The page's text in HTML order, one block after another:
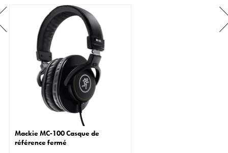
Mackie MC-100 Casque de
référence fermé